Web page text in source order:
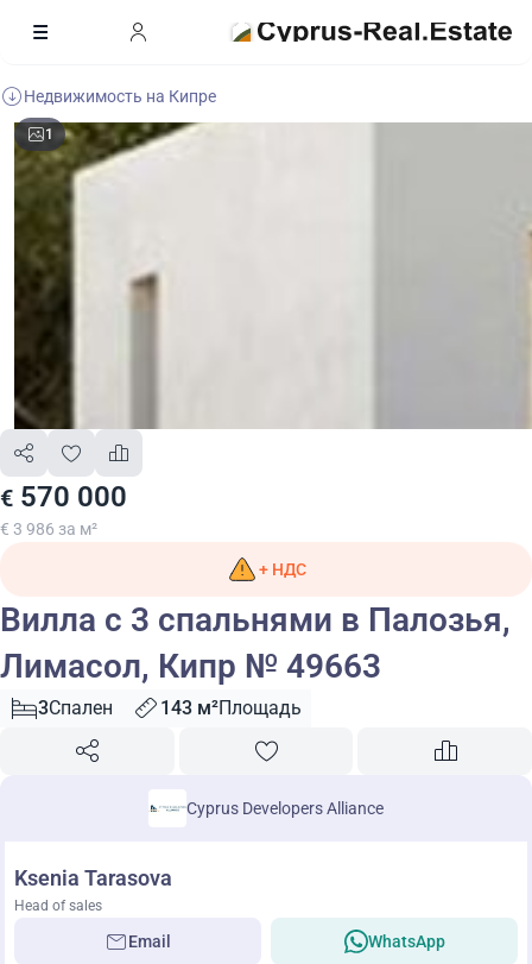
Недвижимость на Кипре
1
€ 570 000
€ 3 986 за м²
+ НДС
Вилла с 3 спальнями в Палозья,
Лимасол, Кипр № 49663
3Спален 143 м²Площадь
Cyprus Developers Alliance
Ksenia Tarasova
Head of sales
Email WhatsApp